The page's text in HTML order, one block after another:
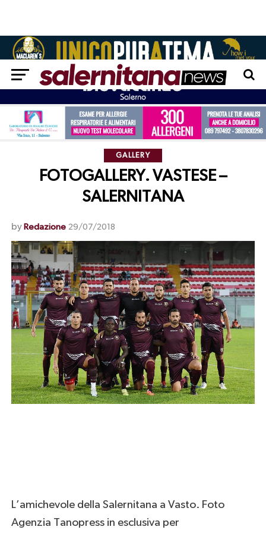
GALLERY
FOTOGALLERY. VASTESE –
SALERNITANA
by Redazione 29/07/2018
L’amichevole della Salernitana a Vasto. Foto
Agenzia Tanopress in esclusiva per